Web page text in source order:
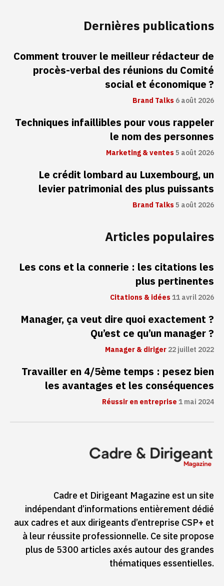
Dernières publications
Comment trouver le meilleur rédacteur de
procès-verbal des réunions du Comité
social et économique ?
Brand Talks6 août 2026
Techniques infaillibles pour vous rappeler
le nom des personnes
Marketing & ventes5 août 2026
Le crédit lombard au Luxembourg, un
levier patrimonial des plus puissants
Brand Talks5 août 2026
Articles populaires
Les cons et la connerie : les citations les
plus pertinentes
Citations & idées11 avril 2026
Manager, ça veut dire quoi exactement ?
Qu’est ce qu’un manager ?
Manager & diriger22 juillet 2022
Travailler en 4/5ème temps : pesez bien
les avantages et les conséquences
Réussir en entreprise1 mai 2024
Cadre et Dirigeant Magazine est un site
indépendant d’informations entièrement dédié
aux cadres et aux dirigeants d’entreprise CSP+ et
à leur réussite professionnelle. Ce site propose
plus de 5300 articles axés autour des grandes
thématiques essentielles.